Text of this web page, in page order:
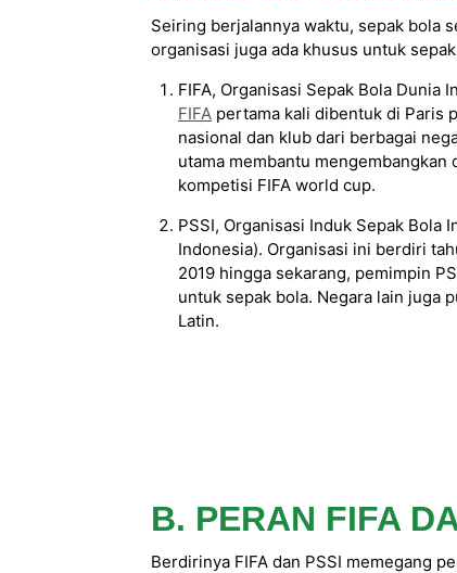
Seiring berjalannya waktu, sepak bola
organisasi juga ada khusus untuk
FIFA, Organisasi Sepak Bola Dunia
FIFA pertama kali dibentuk di Paris
nasional dan klub dari berbagai
utama membantu
kompetisi FIFA world cup.
PSSI, Organisasi Induk Sepak Bola
Indonesia). Organisasi ini berdiri
2019 hingga sekarang, pemimpin
untuk sepak bola. Negara lain juga
Latin.
B. PERAN FIFA
Berdirinya FIFA dan PSSI memegang